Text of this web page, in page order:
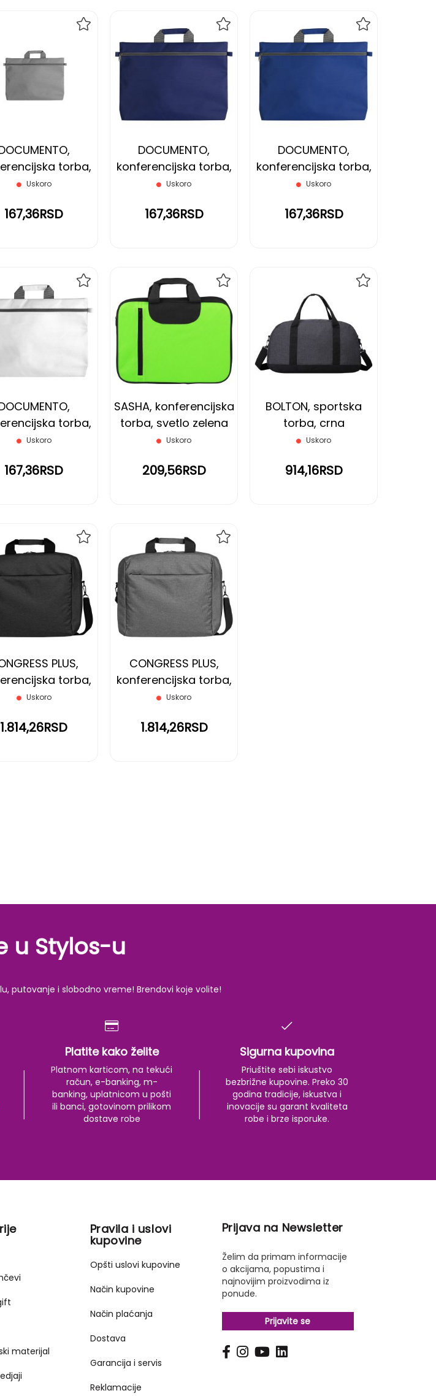
torba,
siva
Uskoro
167,36RSD
DOCUMENTO,
konferencijska torba,
plava
Uskoro
167,36RSD
DODAJ
ŽELJA
DOCUMENTO,
konferencijska torba,
rojal plava
Uskoro
167,36RSD
DODAJ
NA
ŽELJA
torba,
bela
Uskoro
167,36RSD
DODAJ
SASHA, konferencijska
torba, svetlo zelena
Uskoro
209,56RSD
DODAJ
NA
LISTU
ŽELJA
BOLTON, sportska
torba, crna
Uskoro
914,16RSD
ŽELJA
PLUS,
torba,
crna
Uskoro
1.814,26RSD
LISTU
ŽELJA
CONGRESS PLUS,
konferencijska torba,
tamno siva
Uskoro
1.814,26RSD
LISTU
ŽELJA
u Stylos-u
putovanje i slobodno vreme! Brendovi koje volite!
Platite kako želite
Platnom karticom, na tekući
račun, e-banking, m-
banking, uplatnicom u pošti
ili banci, gotovinom prilikom
dostave robe
Sigurna kupovina
Priuštite sebi iskustvo
bezbrižne kupovine. Preko 30
godina tradicije, iskustva i
inovacije su garant kvaliteta
robe i brze isporuke.
materijal
Pravila i uslovi
kupovine
Opšti uslovi kupovine
Način kupovine
Način plaćanja
Dostava
Garancija i servis
Reklamacije
Prijava na Newsletter
Želim da primam informacije
o akcijama, popustima i
najnovijim proizvodima iz
ponude.
Prijavite se